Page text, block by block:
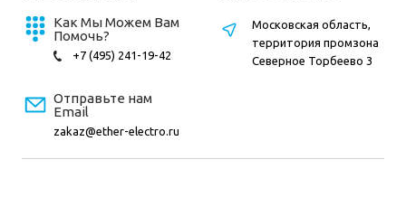
Как Мы Можем Вам
Помочь?
+7 (495) 241-19-42
Отправьте нам
Email
zakaz@ether-electro.ru
Московская область,
территория промзона
Северное Торбеево 3